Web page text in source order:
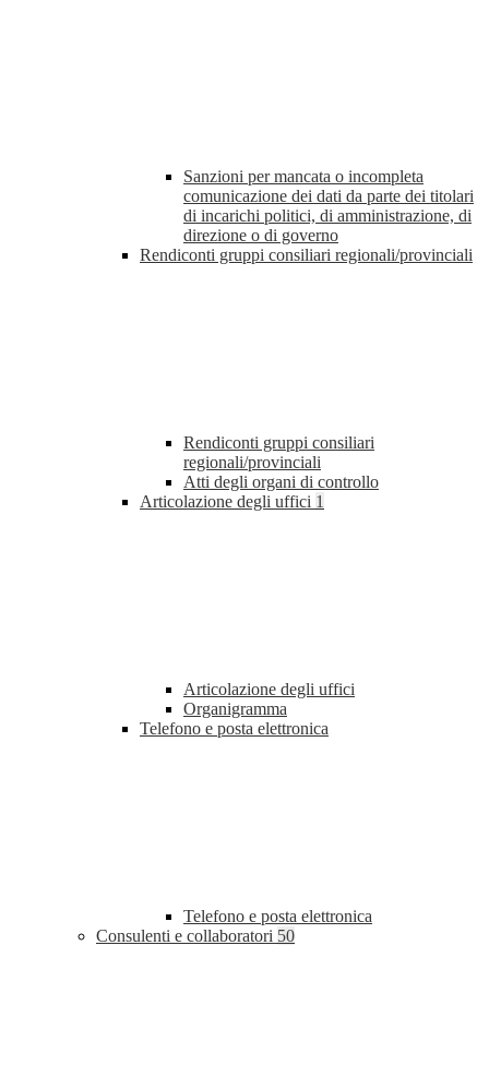
Sanzioni per mancata o incompleta
comunicazione dei dati da parte dei titolari
di incarichi politici, di amministrazione, di
direzione o di governo
Rendiconti gruppi consiliari regionali/provinciali
Rendiconti gruppi consiliari
regionali/provinciali
Atti degli organi di controllo
Articolazione degli uffici 1
Articolazione degli uffici
Organigramma
Telefono e posta elettronica
Telefono e posta elettronica
Consulenti e collaboratori 50